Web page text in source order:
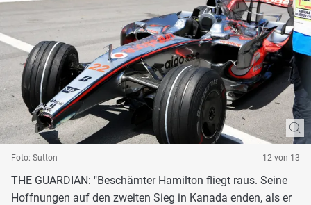
Foto: Sutton 12 von 13
THE GUARDIAN: "Beschämter Hamilton fliegt raus. Seine
Hoffnungen auf den zweiten Sieg in Kanada enden, als er